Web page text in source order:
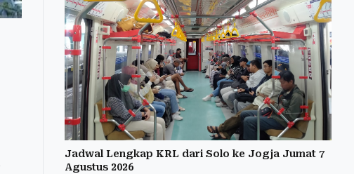
Jadwal Lengkap KRL dari Solo ke Jogja Jumat 7
Agustus 2026